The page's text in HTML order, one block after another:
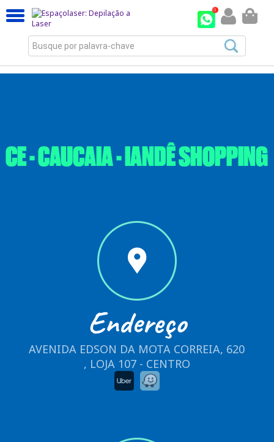
Busque por palavra-chave
CE - CAUCAIA - IANDÊ SHOPPING
Endereço
AVENIDA EDSON DA MOTA CORREIA, 620
, LOJA 107 - CENTRO